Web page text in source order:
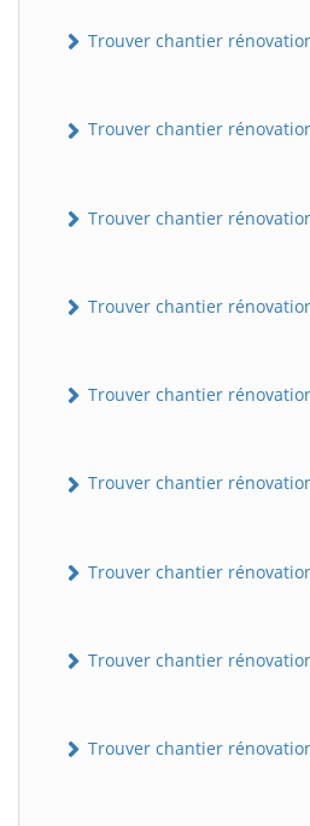
Trouver chantier
Trouver chantier
Trouver chantier
Trouver chantier
Trouver chantier
Trouver chantier
Trouver chantier
Trouver chantier
Trouver chantier
B BatiWebPro